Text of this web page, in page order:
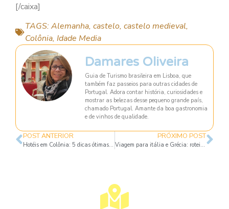
[/caixa]
TAGS:Alemanha, castelo, castelo medieval,
Colônia, Idade Media
Damares Oliveira
Guia de Turismo brasileira em Lisboa, que
também faz passeios para outras cidades de
Portugal. Adora contar história, curiosidades e
mostrar as belezas desse pequeno grande país,
chamado Portugal. Amante da boa gastronomia
e de vinhos de qualidade.
POST ANTERIOR
Hotéis em Colônia: 5 dicas ótimas e econômicas
PRÓXIMO POST
Viagem para itália e Grécia: roteiro de 20 dias